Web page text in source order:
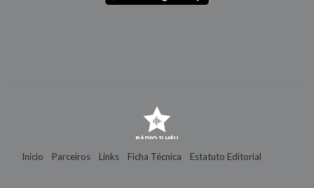
Início Parceiros Links Ficha Técnica Estatuto Editorial